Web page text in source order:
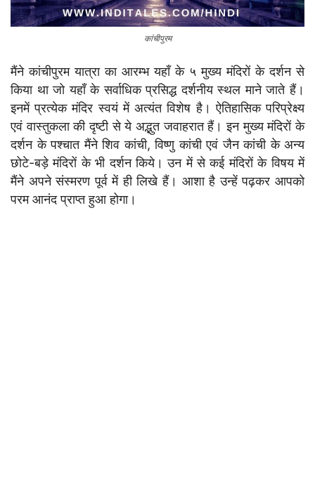
कांचीपुरम
मैंने कांचीपुरम यात्रा का आरम्भ यहाँ के ५ मुख्य मंदिरों के दर्शन से
किया था जो यहाँ के सर्वाधिक प्रसिद्ध दर्शनीय स्थल माने जाते हैं।
इनमें प्रत्येक मंदिर स्वयं में अत्यंत विशेष है। ऐतिहासिक परिप्रेक्ष्य
एवं वास्तुकला की दृष्टी से ये अद्भुत जवाहरात हैं। इन मुख्य मंदिरों के
दर्शन के पश्चात मैंने शिव कांची, विष्णु कांची एवं जैन कांची के अन्य
छोटे-बड़े मंदिरों के भी दर्शन किये। उन में से कई मंदिरों के विषय में
मैंने अपने संस्मरण पूर्व में ही लिखे हैं। आशा है उन्हें पढ़कर आपको
परम आनंद प्राप्त हुआ होगा।